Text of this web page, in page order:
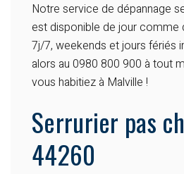
Notre service de dépannage
est disponible de jour comme
7j/7, weekends et jours fériés
alors au 0980 800 900 à tout
vous habitiez à Malville !
Serrurier pas
44260